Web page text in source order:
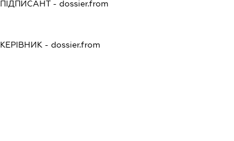
ПІДПИСАНТ- dossier.from
КЕРІВНИК - dossier.from